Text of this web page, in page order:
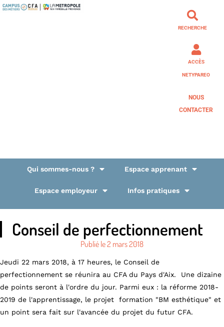
RECHERCHE
ACCÈS
NETYPAREO
NOUS
CONTACTER
Qui sommes-nous ? Espace apprenant
Espace employeur Infos pratiques
Conseil de perfectionnement
Publié le2 mars 2018
Jeudi 22 mars 2018, à 17 heures, le Conseil de
perfectionnement se réunira au CFA du Pays d'Aix. Une dizaine
de points seront à l'ordre du jour. Parmi eux : la réforme 2018-
2019 de l'apprentissage, le projet formation "BM esthétique" et
un point sera fait sur l'avancée du projet du futur CFA.